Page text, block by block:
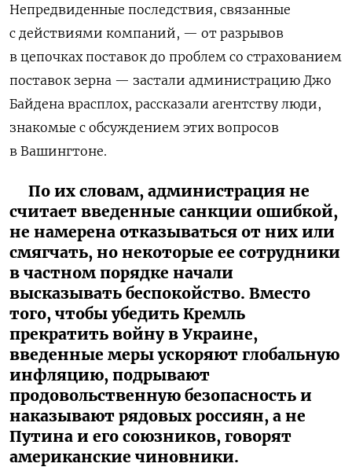
Непредвиденные последствия, связанные
с действиями компаний, — от разрывов
в цепочках поставок до проблем со страхованием
поставок зерна — застали администрацию Джо
Байдена врасплох, рассказали агентству люди,
знакомые с обсуждением этих вопросов
в Вашингтоне.
По их словам, администрация не
считает введенные санкции ошибкой,
не намерена отказываться от них или
смягчать, но некоторые ее сотрудники
в частном порядке начали
высказывать беспокойство. Вместо
того, чтобы убедить Кремль
прекратить войну в Украине,
введенные меры ускоряют глобальную
инфляцию, подрывают
продовольственную безопасность и
наказывают рядовых россиян, а не
Путина и его союзников, говорят
американские чиновники.